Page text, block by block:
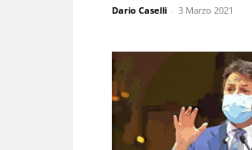
Dario Caselli - 3 Marzo 2021